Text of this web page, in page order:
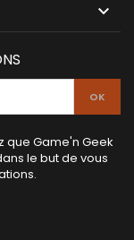

que Game'n Geek
le but de vous